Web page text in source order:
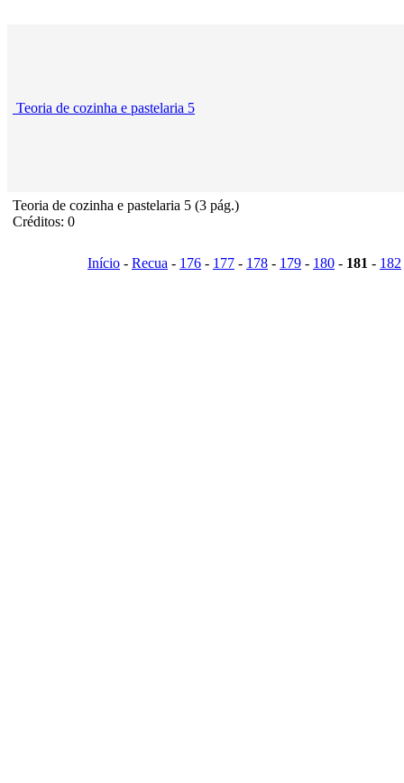
Teoria de cozinha e pastelaria 5
Teoria de cozinha e pastelaria 5 (3 pág.)
Créditos: 0
Início - Recua - 176 - 177 - 178 - 179 - 180 - 181 - 182